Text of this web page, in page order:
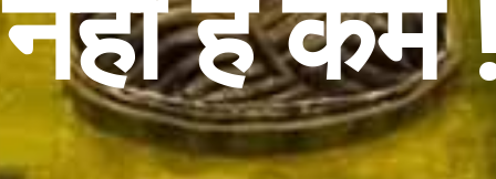
नहीं है